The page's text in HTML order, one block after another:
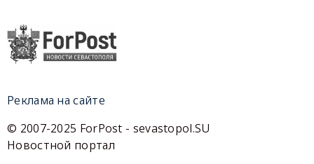
Реклама на сайте
© 2007-2025 ForPost - sevastopol.SU
Новостной портал